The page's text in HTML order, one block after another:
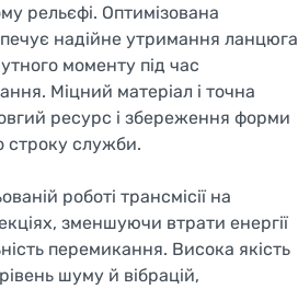
рельєфі. Оптимізована
надійне утримання ланцюга
моменту під час
Міцний матеріал і точна
ресурс і збереження форми
строку служби.
роботі трансмісії на
зменшуючи втрати енергії
перемикання. Висока якість
шуму й вібрацій,